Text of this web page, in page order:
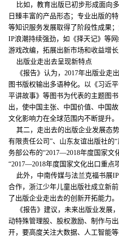
比如，教育出版已初步形成面向
日臻丰富的产品形态；专业出版的
等知识服务发展取得了阶段性成果
IP浪潮持续强劲，如《择天记》等
游戏改编，拓展出新市场和收益增长
出版业走出去呈现新特点
《报告》认为，2017年出版业走
图书版权输出多语种化。以《习近
平讲故事》等图书为代表的主题图
出，使中国主张、中国价值、中国
文化影响力在全球范围内不断提升。
其二，走出去的出版企业发展态
有限责任公司”、山东友谊出版社的
务部公布的“2017—2018年度国家文
“2017—2018年度国家文化出口重点
此外，中南传媒与法兰克福书展
合作，浙江少年儿童出版社成立新
了出版企业走出去的创新开拓能力。
《报告》建议，未来出版业发展
动特殊管理股、股权激励、制作与
开，要高度关注大数据、人工智能